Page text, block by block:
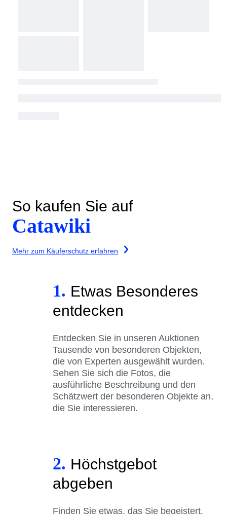
So kaufen Sie auf
Catawiki
Mehr zum Käuferschutz erfahren
1. Etwas Besonderes
entdecken
Entdecken Sie in unseren Auktionen
Tausende von besonderen Objekten,
die von Experten ausgewählt wurden.
Sehen Sie sich die Fotos, die
ausführliche Beschreibung und den
Schätzwert der besonderen Objekte an,
die Sie interessieren.
2. Höchstgebot
abgeben
Finden Sie etwas, das Sie begeistert,